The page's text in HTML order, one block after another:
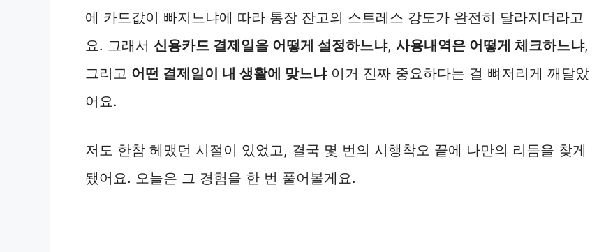
에 카드값이 빠지느냐에 따라 통장 잔고의 스트레스 강도가 완전히 달라지더라고
요. 그래서 신용카드 결제일을 어떻게 설정하느냐, 사용내역은 어떻게 체크하느냐,
그리고 어떤 결제일이 내 생활에 맞느냐이거 진짜 중요하다는 걸 뼈저리게 깨달았
어요.
저도 한참 헤맸던 시절이 있었고, 결국 몇 번의 시행착오 끝에 나만의 리듬을 찾게
됐어요. 오늘은 그 경험을 한 번 풀어볼게요.